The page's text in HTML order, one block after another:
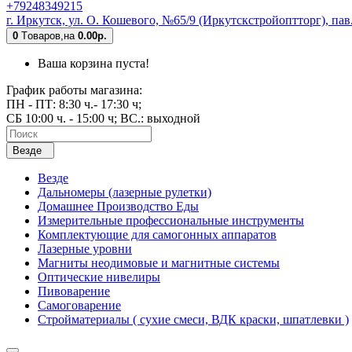
+79248349215
г. Иркутск, ул. О. Кошевого, №65/9 (Иркутскстройоптторг),
0 Tоваров, на 0.00р.
Ваша корзина пуста!
График работы магазина:
ПН - ПТ: 8:30 ч.- 17:30 ч;
СБ 10:00 ч. - 15:00 ч; ВС.: выходной
Везде
Везде
Дальномеры (лазерные рулетки)
Домашнее Производство Еды
Измерительные профессиональные инструменты
Комплектующие для самогонных аппаратов
Лазерные уровни
Магниты неодимовые и магнитные системы
Оптические нивелиры
Пивоварение
Самоговарение
Стройматериалы ( сухие смеси, ВДК краски, шпатлевки )